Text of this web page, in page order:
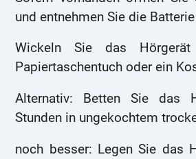
und entnehmen Sie die Batterie
Wickeln Sie das
Papiertaschentuch oder ein
Alternativ: Betten Sie das
Stunden in ungekochtem
noch besser: Legen Sie das